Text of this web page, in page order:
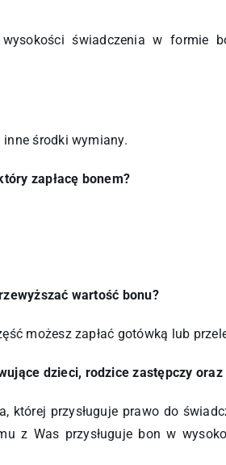
świadczenia w
środki wymiany.
zapłacę bonem?
wartość bonu?
możesz zapłać gotówką lub
dzieci, rodzice zastępczy
której przysługuje prawo do
z Was przysługuje bon w